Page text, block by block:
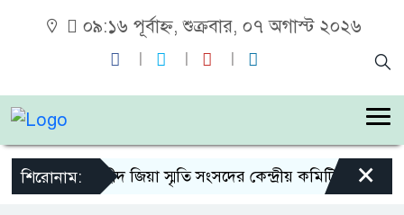
০৯:১৬ পূর্বাহ্ন, শুক্রবার, ০৭ অগাস্ট ২০২৬
শিরোনাম:শহীদ জিয়া স্মৃতি সংসদের কেন্দ্রীয় কমিটির সহ-×